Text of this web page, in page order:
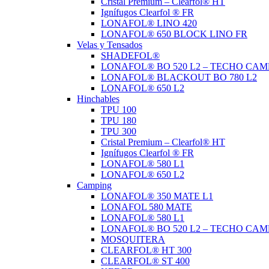
Ignífugos Clearfol ® FR
LONAFOL® LINO 420
LONAFOL® 650 BLOCK LINO FR
Velas y Tensados
SHADEFOL®
LONAFOL® BO 520 L2 – TECHO
LONAFOL® BLACKOUT BO 780 L2
LONAFOL® 650 L2
Hinchables
TPU 100
TPU 180
TPU 300
Cristal Premium – Clearfol® HT
Ignífugos Clearfol ® FR
LONAFOL® 580 L1
LONAFOL® 650 L2
Camping
LONAFOL® 350 MATE L1
LONAFOL 580 MATE
LONAFOL® 580 L1
LONAFOL® BO 520 L2 – TECHO
MOSQUITERA
CLEARFOL® HT 300
CLEARFOL® ST 400